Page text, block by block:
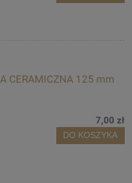
CERAMICZNA 125 mm
7,00 zł
DO KOSZYKA